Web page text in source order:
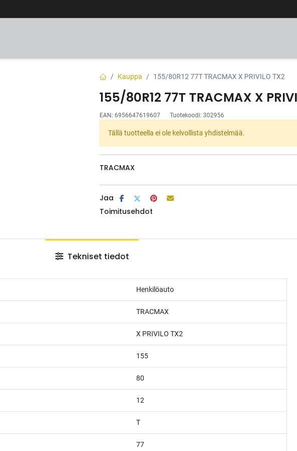
Kauppa 155/80R12 77T TRACMAX X PRIVILO TX2
155/80R12 77T TRACMAX X
EAN: 6956647619607 Tuotekoodi: 302956
Tällä tuotteella ei ole kelvollista yhdistelmää.
TRACMAX
Jaa
Toimitusehdot
Tekniset tiedot
Henkilöauto
TRACMAX
X PRIVILO TX2
155
80
12
T
77